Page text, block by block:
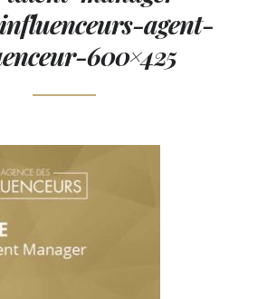
agent-
600×425